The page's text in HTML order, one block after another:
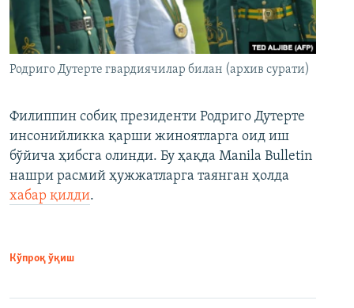
Родриго Дутерте гвардиячилар билан (архив сурати)
Филиппин собиқ президенти Родриго Дутерте
инсонийликка қарши жиноятларга оид иш
бўйича ҳибсга олинди. Бу ҳақда Manila Bulletin
нашри расмий ҳужжатларга таянган ҳолда
хабар қилди.
Кўпроқ ўқиш